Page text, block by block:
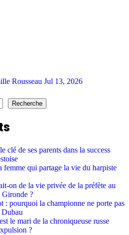
Rousseau Jul 13, 2026
Recherche
clé de ses parents dans la success
qui partage la vie du harpiste
on de la vie privée de la préfète au
Gironde ?
: pourquoi la championne ne porte pas
Dubau
le mari de la chroniqueuse russe
?